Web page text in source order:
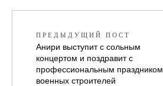
ПРЕДЫДУЩИЙ ПОСТ
Анири выступит с сольным
концертом и поздравит с
профессиональным праздником
военных строителей